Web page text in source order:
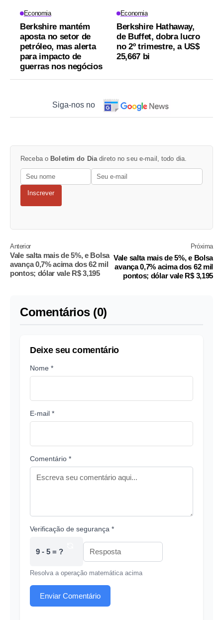
Economia
Berkshire mantém
aposta no setor de
petróleo, mas alerta
para impacto de
guerras nos negócios
Economia
Berkshire Hathaway,
de Buffet, dobra lucro
no 2º trimestre, a US$
25,667 bi
Siga-nos no
Receba o Boletim do Dia direto no seu e-mail, todo dia.
Inscrever
Anterior
Vale salta mais de 5%, e Bolsa
avança 0,7% acima dos 62 mil
pontos; dólar vale R$ 3,195
Próxima
Vale salta mais de 5%, e Bolsa
avança 0,7% acima dos 62 mil
pontos; dólar vale R$ 3,195
Comentários (0)
Deixe seu comentário
Nome *
E-mail *
Comentário *
Verificação de segurança *
9 - 5 = ?
Resolva a operação matemática acima
Enviar Comentário